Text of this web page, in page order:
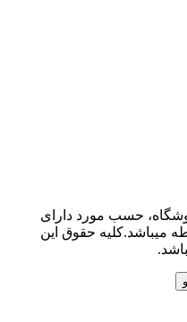
حسب مورد دارای
میباشد.کلیه حقوق این